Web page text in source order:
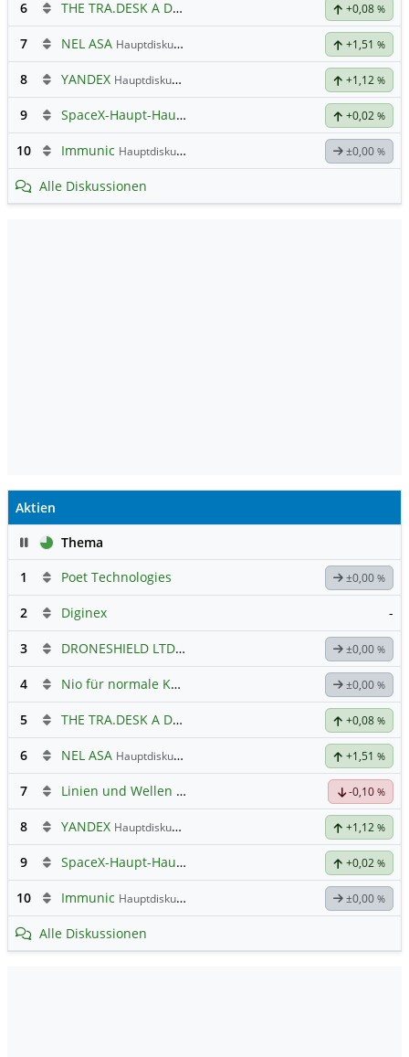
6 THE TRA.DESK A DL-,000001 +0,08 %
7 NEL ASA Hauptdiskussion +1,51 %
8 YANDEX Hauptdiskussion +1,12 %
9 SpaceX-Haupt-Hauptforum +0,02 %
10 Immunic Hauptdiskussion ±0,00 %
Alle Diskussionen
Aktien
PauseThema
1
Poet Technologies ±0,00 %
2 Diginex -
3 DRONESHIELD LTDHauptdiskussion ±0,00 %
4 Nio für normale Kommunikation ±0,00 %
5 THE TRA.DESK A DL-,000001 +0,08 %
6 NEL ASA Hauptdiskussion +1,51 %
7 Linien und Wellen Austausch Forum -0,10 %
8 YANDEX Hauptdiskussion +1,12 %
9 SpaceX-Haupt-Hauptforum +0,02 %
10 Immunic Hauptdiskussion ±0,00 %
Alle Diskussionen